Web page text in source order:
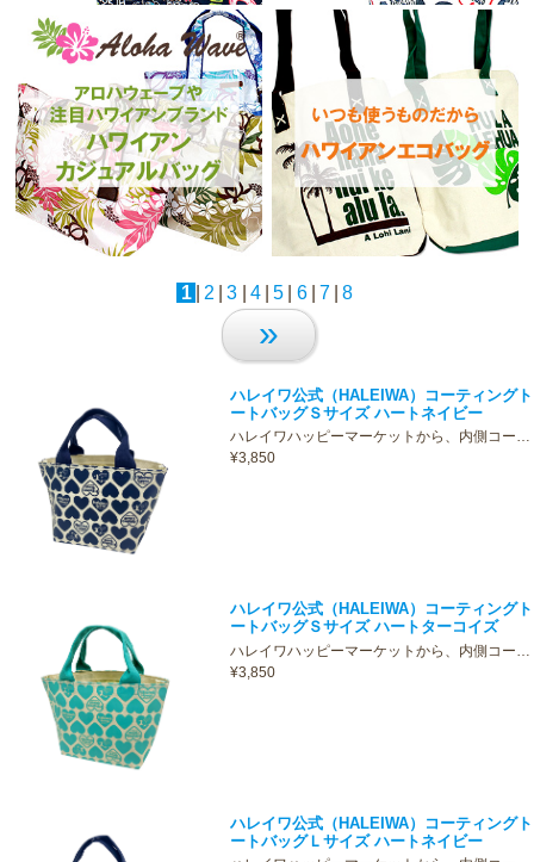
1 2 3 4 5 6 7 8
»
ハレイワ公式（HALEIWA）コーティングト
ートバッグＳサイズ ハートネイビー
ハレイワハッピーマーケットから、内側コー…
¥3,850
ハレイワ公式（HALEIWA）コーティングト
ートバッグＳサイズ ハートターコイズ
ハレイワハッピーマーケットから、内側コー…
¥3,850
ハレイワ公式（HALEIWA）コーティングト
ートバッグＬサイズ ハートネイビー